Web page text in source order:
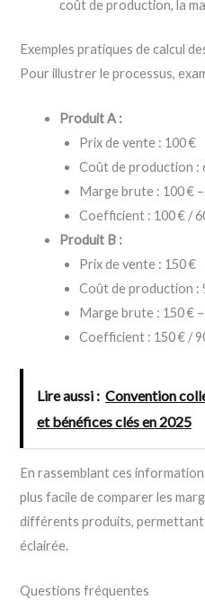
coût de production, la
Exemples pratiques de calcul
Pour illustrer le processus,
Produit A :
Prix de vente : 100 €
Coût de production :
Marge brute : 100 €
Coefficient : 100 € /
Produit B :
Prix de vente : 150 €
Coût de production :
Marge brute : 150 €
Coefficient : 150 € /
Lire aussi : Convention
et bénéfices clés en 2025
En rassemblant ces
plus facile de comparer les
différents produits, permettant
éclairée.
Questions fréquentes